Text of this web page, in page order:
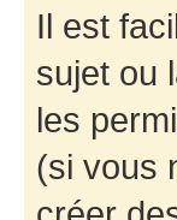
Il est
sujet ou
les
(si vous